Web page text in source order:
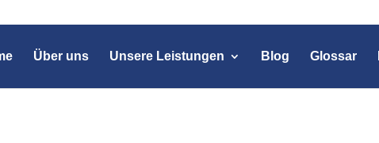
Über uns Unsere Leistungen Blog Glossar